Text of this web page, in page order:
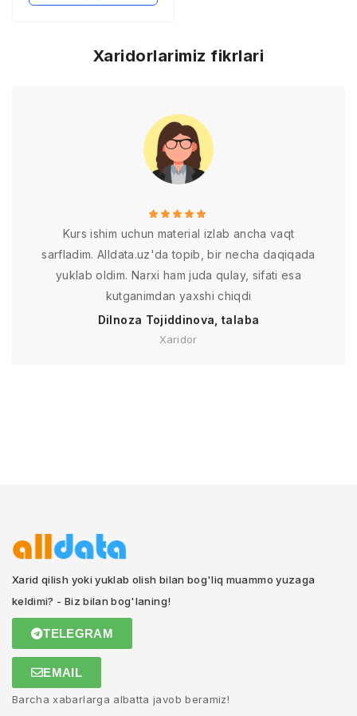
Xaridorlarimiz fikrlari
Kurs ishim uchun material izlab ancha vaqt
sarfladim. Alldata.uz'da topib, bir necha daqiqada
yuklab oldim. Narxi ham juda qulay, sifati esa
kutganimdan yaxshi chiqdi
Dilnoza Tojiddinova, talaba
Xaridor
Xarid qilish yoki yuklab olish bilan bog'liq muammo yuzaga
keldimi? - Biz bilan bog'laning!
TELEGRAM
EMAIL
Barcha xabarlarga albatta javob beramiz!